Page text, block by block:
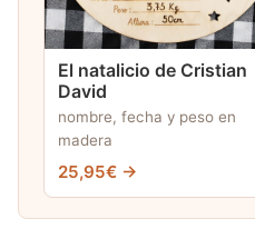
El natalicio de Cristian
David
nombre, fecha y peso en
madera
25,95€ →